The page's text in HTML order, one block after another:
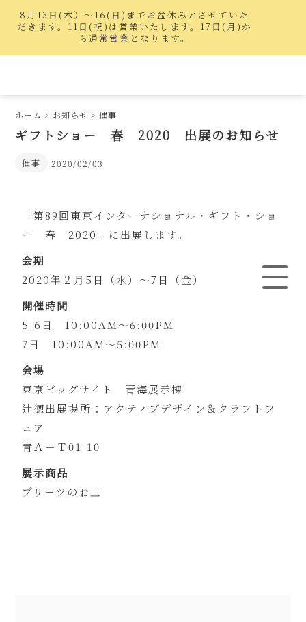
8月13日(木）〜16(日)までお盆休みとさせていた
だきます。11日(祝)は営業いたします。17日(月)か
ら通常営業となります。
ホーム > お知らせ >催事
ギフトショー 春 2020 出展のお知らせ
催事 2020/02/03
「第89回東京インターナショナル・ギフト・ショ
ー 春 2020」に出展します。
会期
2020年２月5日（水）～7日（金）
開催時間
5.6日 10:00AM～6:00PM
7日 10:00AM～5:00PM
会場
東京ビッグサイト 青海展示棟
辻徳出展場所：アクティブデザイン＆クラフトフ
ェア
青Ａ－Ｔ01-10
展示商品
プリーツのお皿